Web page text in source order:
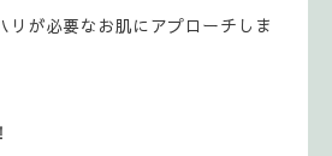
リが必要なお肌にアプローチしま